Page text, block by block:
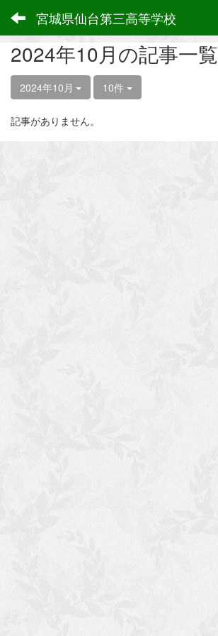
宮城県仙台第三高等学校
2024年10月の記事一覧
2024年10月 10件
記事がありません。